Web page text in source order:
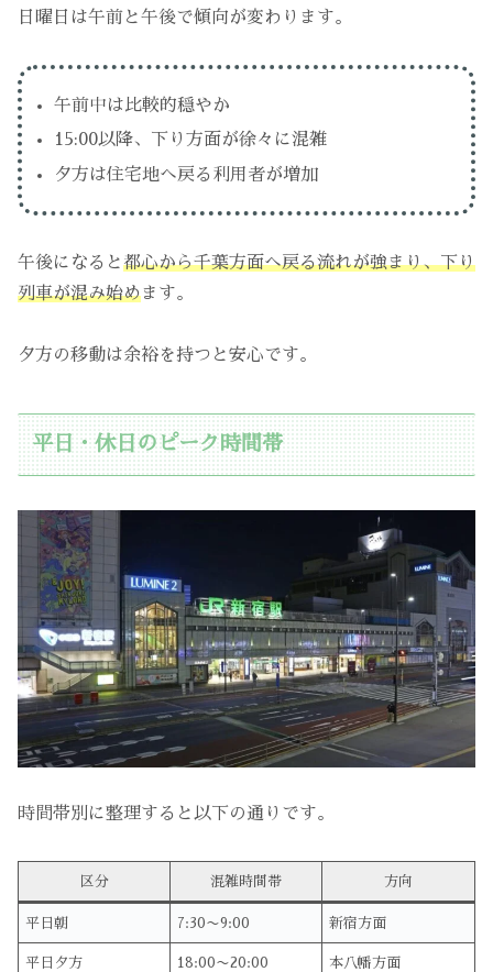
日曜日は午前と午後で傾向が変わります。
午前中は比較的穏やか
15:00以降、下り方面が徐々に混雑
夕方は住宅地へ戻る利用者が増加
午後になると都心から千葉方面へ戻る流れが強まり、下り
列車が混み始めます。
夕方の移動は余裕を持つと安心です。
平日・休日のピーク時間帯
時間帯別に整理すると以下の通りです。
区分 混雑時間帯 方向
平日朝 7:30〜9:00 新宿方面
平日夕方 18:00〜20:00 本八幡方面